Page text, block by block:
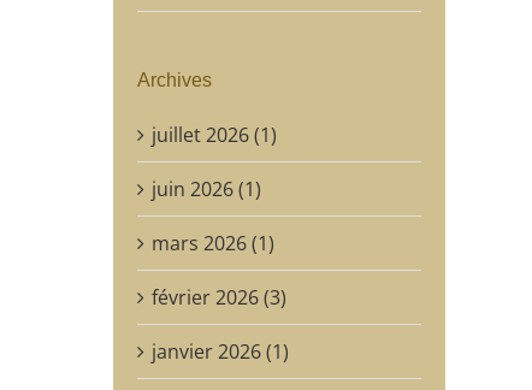
Archives
juillet 2026 (1)
juin 2026 (1)
mars 2026 (1)
février 2026 (3)
janvier 2026 (1)